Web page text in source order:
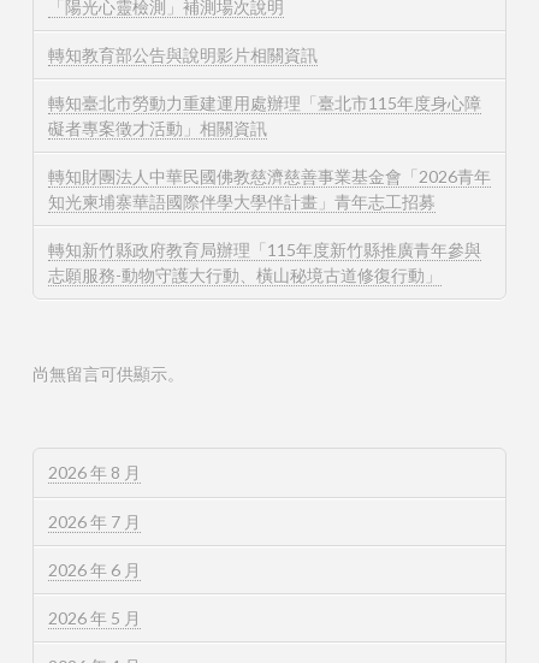
「陽光心靈檢測」補測場次說明
轉知教育部公告與說明影片相關資訊
轉知臺北市勞動力重建運用處辦理「臺北市115年度身心障
礙者專案徵才活動」相關資訊
轉知財團法人中華民國佛教慈濟慈善事業基金會「2026青年
知光柬埔寨華語國際伴學大學伴計畫」青年志工招募
轉知新竹縣政府教育局辦理「115年度新竹縣推廣青年參與
志願服務-動物守護大行動、橫山秘境古道修復行動」
尚無留言可供顯示。
2026 年 8 月
2026 年 7 月
2026 年 6 月
2026 年 5 月